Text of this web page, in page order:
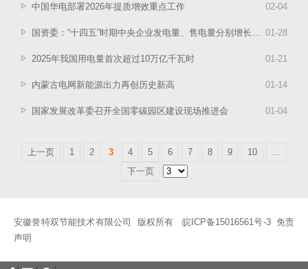
02-04
中国华电部署2026年提质增效重点工作
01-28
国资委：“十四五”时期中央企业发电量、售电量分别增长38.2%和40.7%
01-21
2025年我国用电量首次超过10万亿千瓦时
01-14
内蒙古电网新能源出力再创历史新高
01-04
国家发展改革委召开全国零碳园区建设现场推进会
上一页 1 2 3 4 5 6 7 8 9 10
...
下一页
安徽誉特双节能技术有限公司 版权所有 皖ICP备15016561号-3 免责
声明